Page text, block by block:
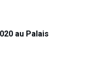
au Palais